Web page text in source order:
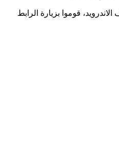
قوموا بزيارة الرابط